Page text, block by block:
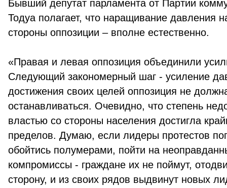
Бывший депутат парламента от Партии
Тодуа полагает, что наращивание давления
стороны оппозиции – вполне естественно.
«Правая и левая оппозиция объединили
Следующий закономерный шаг - усиление
достижения своих целей оппозиция не
останавливаться. Очевидно, что степень
властью со стороны населения достигла
пределов. Думаю, если лидеры протестов
обойтись полумерами, пойти на
компромиссы - граждане их не поймут,
сторону, и из своих рядов выдвинут новых